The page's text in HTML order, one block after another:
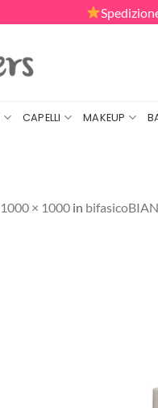
CAPELLI MAKEUP
1000 × 1000 in